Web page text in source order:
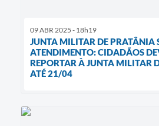
09 ABR 2025 - 18h19
JUNTA MILITAR DE PRATÂNIA
ATENDIMENTO: CIDADÃOS
REPORTAR À JUNTA MILITAR
ATÉ 21/04